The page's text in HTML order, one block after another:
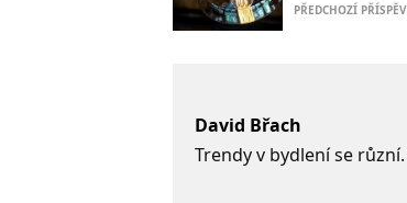
PŘEDCHOZÍ
David Břach
Trendy v bydlení se